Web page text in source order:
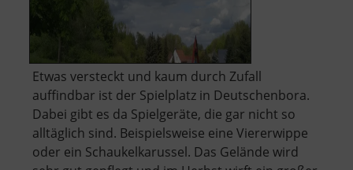
Etwas versteckt und kaum durch Zufall
auffindbar ist der Spielplatz in Deutschenbora.
Dabei gibt es da Spielgeräte, die gar nicht so
alltäglich sind. Beispielsweise eine Viererwippe
oder ein Schaukelkarussel. Das Gelände wird